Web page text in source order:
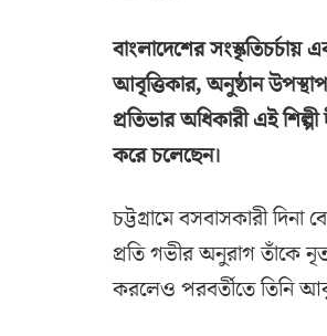
বাংলাদেশের
আবৃত্তিকার, অনুষ্ঠান
প্রতিভার অধিকারী এই
করে চলেছেন।
চট্টগ্রামে বসবাসকারী
প্রতি গভীর অনুরাগ তাঁকে
করলেও পরবর্তীতে তিনি